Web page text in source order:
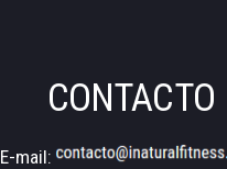
CONTACTO
E-mail: